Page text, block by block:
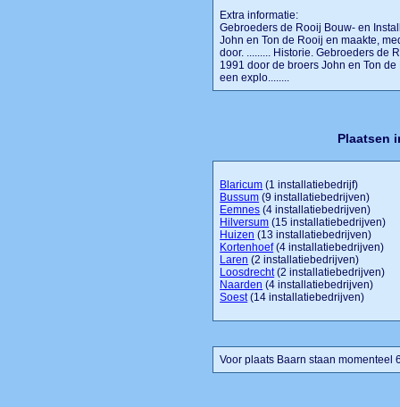
Extra informatie:
Gebroeders de Rooij Bouw- en
John en Ton de Rooij en maakte,
door. ......... Historie. Gebroeders de
1991 door de broers John en Ton
een explo........
Plaatsen
Blaricum (1 installatiebedrijf)
Bussum (9 installatiebedrijven)
Eemnes (4 installatiebedrijven)
Hilversum (15 installatiebedrijven)
Huizen (13 installatiebedrijven)
Kortenhoef(4 installatiebedrijven)
Laren (2 installatiebedrijven)
Loosdrecht(2 installatiebedrijven)
Naarden (4 installatiebedrijven)
Soest(14 installatiebedrijven)
Voor plaats Baarn staan momenteel